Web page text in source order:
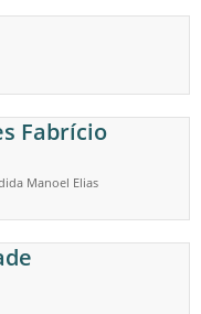
Fabrício
Manoel Elias